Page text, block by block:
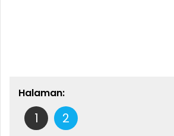
Halaman:
1 2